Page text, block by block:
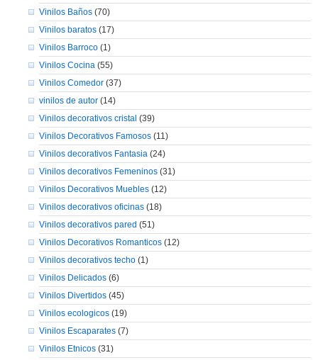
Vinilos Baños(70)
Vinilos baratos(17)
Vinilos Barroco(1)
Vinilos Cocina(55)
Vinilos Comedor(37)
vinilos de autor(14)
Vinilos decorativos cristal (39)
Vinilos Decorativos Famosos(11)
Vinilos decorativos Fantasia(24)
Vinilos decorativos Femeninos(31)
Vinilos Decorativos Muebles(12)
Vinilos decorativos oficinas(18)
Vinilos decorativos pared (51)
Vinilos Decorativos Romanticos(12)
Vinilos decorativos techo(1)
Vinilos Delicados(6)
Vinilos Divertidos(45)
Vinilos ecologicos(19)
Vinilos Escaparates(7)
Vinilos Etnicos(31)